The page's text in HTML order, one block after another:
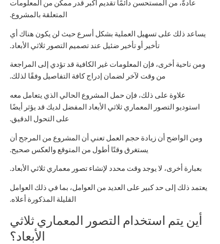
عادةً، من المستحسن دائمًا تقديم أكبر قدر ممكن من المعلومات
المتعلقة بالمشروع.
يساعد ذلك على تسهيل العملية بشكل أسرع حيث لن يكون هناك أي
تأخير أو تأخير ضئيل عند تصميم التصور ثلاثي الأبعاد.
ومن ناحية أخرى، فإن المعلومات غير الكافية قد تؤدي إلى المراجعة
من وقت لآخر لضمان إدراج كافة التفاصيل وفقًا لذلك.
علاوة على ذلك، فإن حمل المشروع الحالي الذي يتعامل معه
استوديو التصور المعماري ثلاثي الأبعاد المفضل لديك قد يؤثر أيضًا
على التحول الدقيق.
ومن الواضح أن زيادة حجم العمل تعني أن المشروع من المرجح أن
يستغرق وقتًا أطول من المتوقع والعكس صحيح.
بعبارة أخرى، لا يوجد وقت محدد لإنشاء تصور معماري ثلاثي الأبعاد.
يعتمد ذلك إلى حد كبير على العديد من العوامل، بما في ذلك العوامل
القليلة المذكورة أعلاه.
أين يتم استخدام التصور المعماري ثلاثي
الأبعاد؟